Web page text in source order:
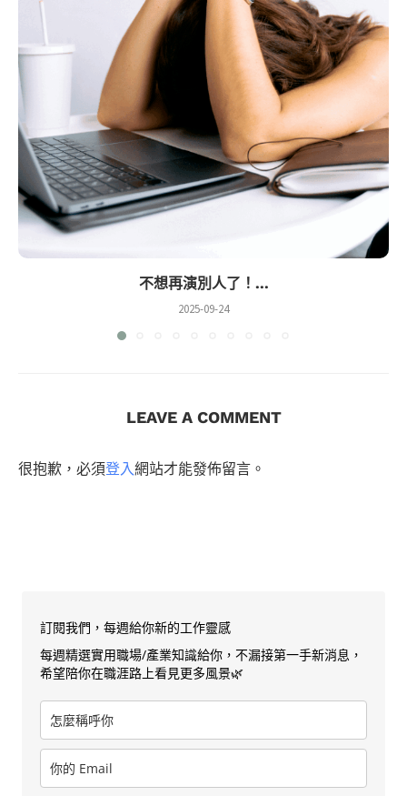
不想再演別人了！...
2025-09-24
LEAVE A COMMENT
很抱歉，必須登入網站才能發佈留言。
訂閱我們，每週給你新的工作靈感
每週精選實用職場/產業知識給你，不漏接第一手新消息，
希望陪你在職涯路上看見更多風景🌿